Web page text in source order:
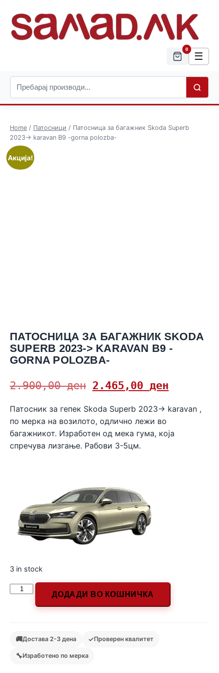
0
☰
Home / Патосници / Патосница за багажник Skoda Superb
2023-> karavan B9 -gorna polozba-
Акција!
ПАТОСНИЦА ЗА БАГАЖНИК SKODA
SUPERB 2023-> KARAVAN B9 -
GORNA POLOZBA-
2.900,00ден 2.465,00 ден
Патосник за гепек Skoda Superb 2023-> karavan ,
по мерка на возилото, одлично лежи во
багажникот. Изработен од мека гума, која
спречува лизгање. Рабови 3-5цм.
3 in stock
ДОДАДИ ВО КОШНИЧКА
🚚Достава 2-3 дена ✓Проверен квалитет
🔧Изработено по мерка